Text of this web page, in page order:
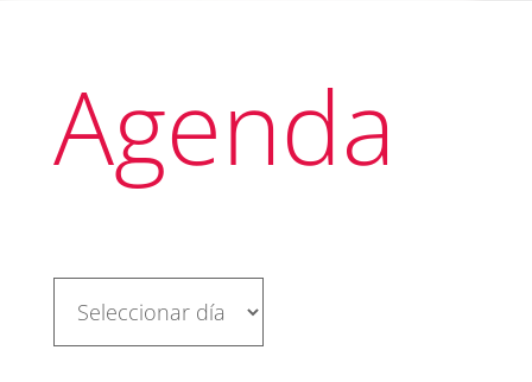
Agenda